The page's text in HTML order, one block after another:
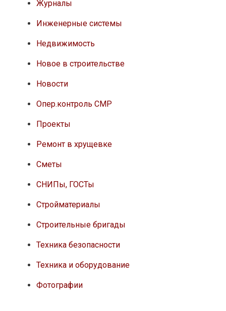
Журналы
Инженерные системы
Недвижимость
Новое в строительстве
Новости
Опер.контроль СМР
Проекты
Ремонт в хрущевке
Сметы
СНИПы, ГОСТы
Стройматериалы
Строительные бригады
Техника безопасности
Техника и оборудование
Фотографии